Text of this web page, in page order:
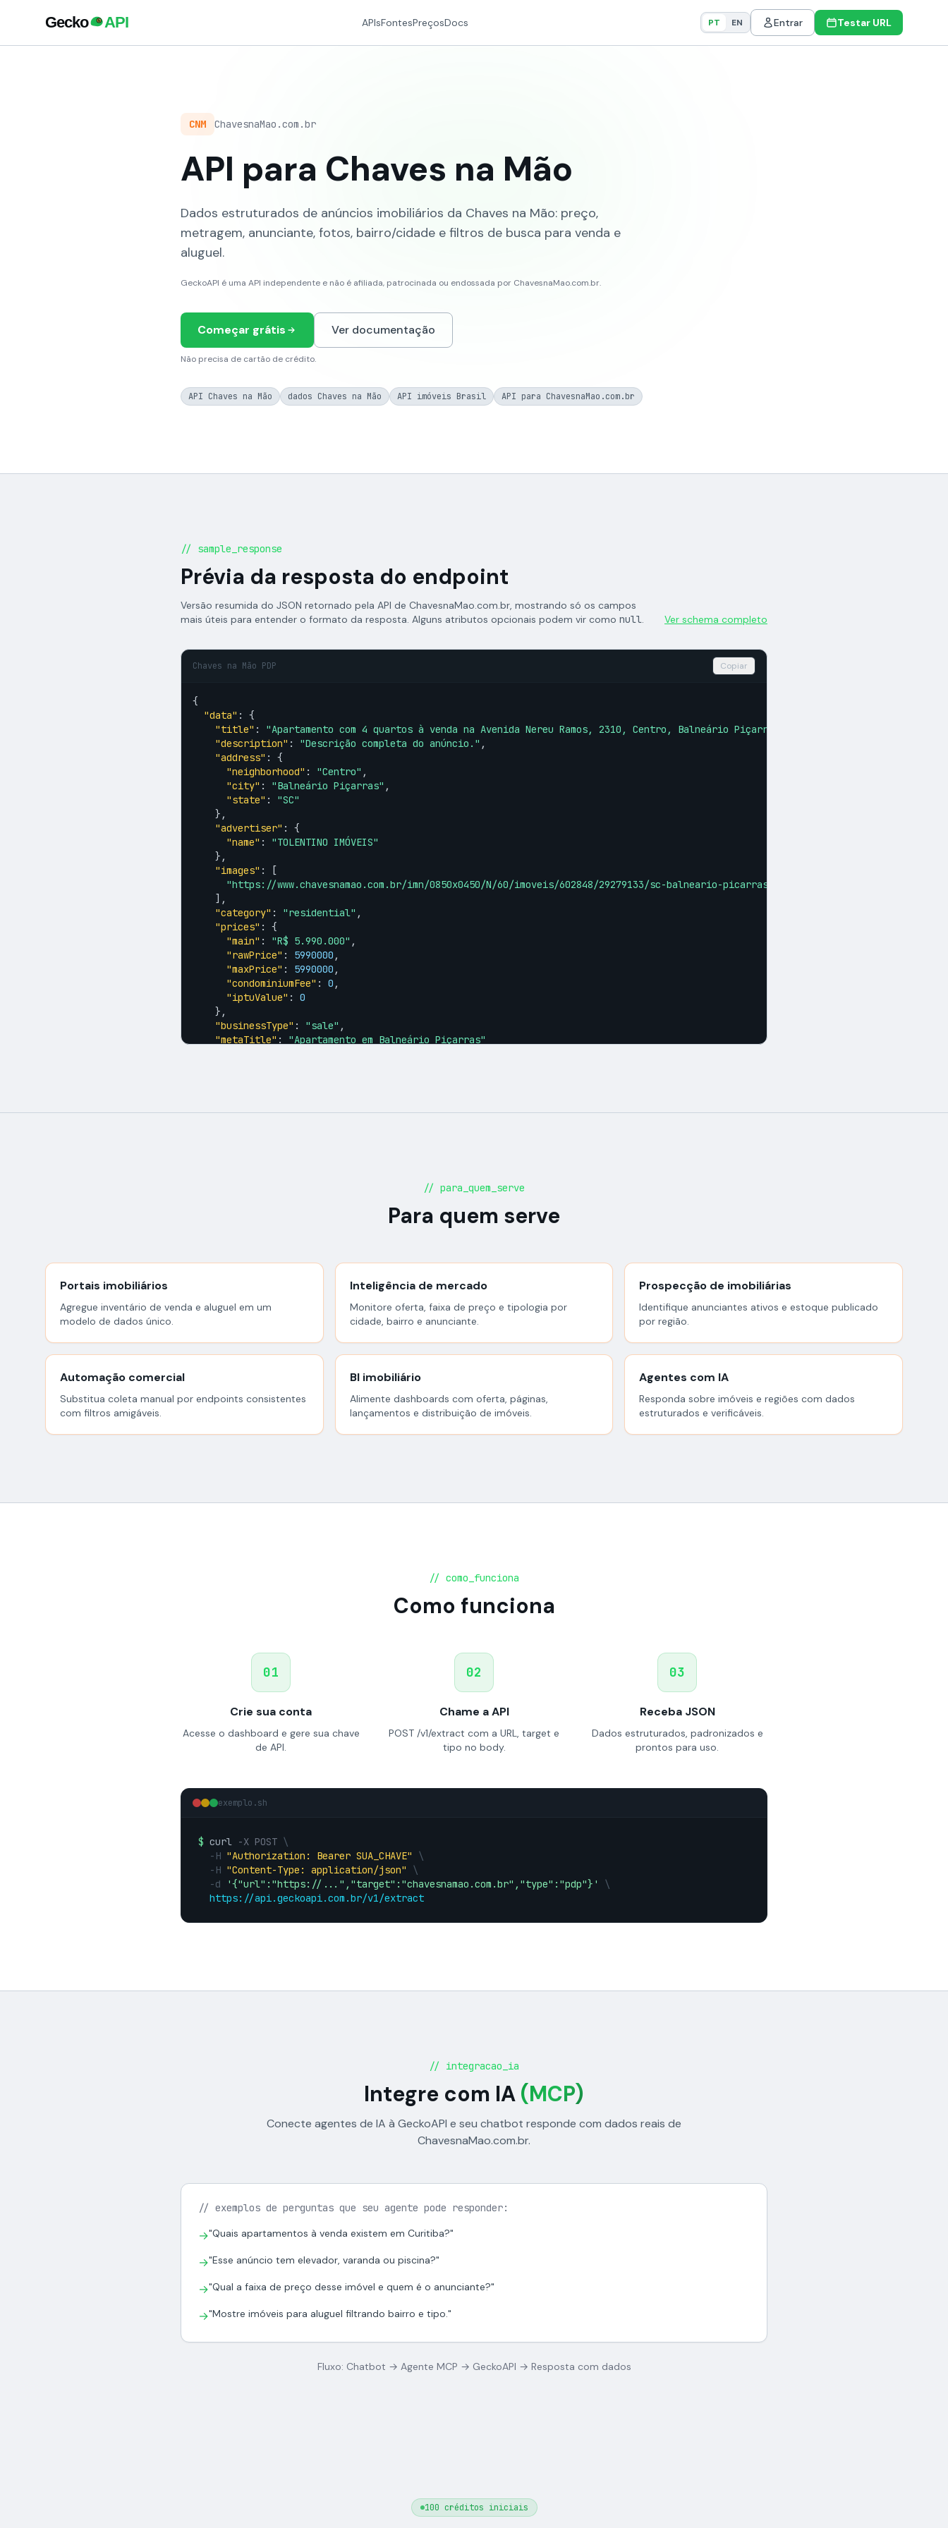
APIsFontesPreçosDocs PT EN Entrar Testar URL
CNM ChavesnaMao.com.br
API para Chaves na Mão
Dados estruturados de anúncios imobiliários da Chaves na Mão: preço,
metragem, anunciante, fotos, bairro/cidade e filtros de busca para venda e
aluguel.
GeckoAPI é uma API independente e não é afiliada, patrocinada ou endossada por ChavesnaMao.com.br.
Começar grátis Ver documentação
Não precisa de cartão de crédito.
API Chaves na Mão dados Chaves na Mão API imóveis Brasil API para ChavesnaMao.com.br
// sample_response
Prévia da resposta do endpoint
Versão resumida do JSON retornado pela API de ChavesnaMao.com.br, mostrando só os campos
mais úteis para entender o formato da resposta. Alguns atributos opcionais podem vir como null. Ver schema completo
Chaves na Mão PDP Copiar
{
"data" : {
"title" : "Apartamento com 4 quartos à venda na Avenida Nereu Ramos, 2310, Centro, Balneário Piçarras"
"description" : "Descrição completa do anúncio." ,
"address" : {
"neighborhood" : "Centro" ,
"city" : "Balneário Piçarras" ,
"state" : "SC"
    },
"advertiser" : {
"name" : "TOLENTINO IMÓVEIS"
    },
"images" : [
"https://www.chavesnamao.com.br/imn/0850x0450/N/60/imoveis/602848/29279133/sc-balneario-picarras-centro-avenida-nereu-ramos-
    ],
"category" : "residential" ,
"prices" : {
"main" : "R$ 5.990.000" ,
"rawPrice" : 5990000 ,
"maxPrice" : 5990000 ,
"condominiumFee" : 0 ,
"iptuValue" : 0
    },
"businessType" : "sale" ,
"metaTitle" : "Apartamento em Balneário Piçarras"
// para_quem_serve
Para quem serve
Portais imobiliários
Agregue inventário de venda e aluguel em um
modelo de dados único.
Inteligência de mercado
Monitore oferta, faixa de preço e tipologia por
cidade, bairro e anunciante.
Prospecção de imobiliárias
Identifique anunciantes ativos e estoque publicado
por região.
Automação comercial
Substitua coleta manual por endpoints consistentes
com filtros amigáveis.
BI imobiliário
Alimente dashboards com oferta, páginas,
lançamentos e distribuição de imóveis.
Agentes com IA
Responda sobre imóveis e regiões com dados
estruturados e verificáveis.
// como_funciona
Como funciona
01
Crie sua conta
Acesse o dashboard e gere sua chave
de API.
02
Chame a API
POST /v1/extract com a URL, target e
tipo no body.
03
Receba JSON
Dados estruturados, padronizados e
prontos para uso.
exemplo.sh
$ curl -X POST \
-H "Authorization: Bearer SUA_CHAVE"
\
-H "Content-Type: application/json"
\
-d
'{"url":"https://...","target":"chavesnamao.com.br","type":"pdp"}' \
https://api.geckoapi.com.br/v1/extract
// integracao_ia
Integre com IA (MCP)
Conecte agentes de IA à GeckoAPI e seu chatbot responde com dados reais de
ChavesnaMao.com.br.
// exemplos de perguntas que seu agente pode responder:
→"Quais apartamentos à venda existem em Curitiba?"
→"Esse anúncio tem elevador, varanda ou piscina?"
→"Qual a faixa de preço desse imóvel e quem é o anunciante?"
→"Mostre imóveis para aluguel filtrando bairro e tipo."
Fluxo: Chatbot → Agente MCP → GeckoAPI → Resposta com dados
100 créditos iniciais